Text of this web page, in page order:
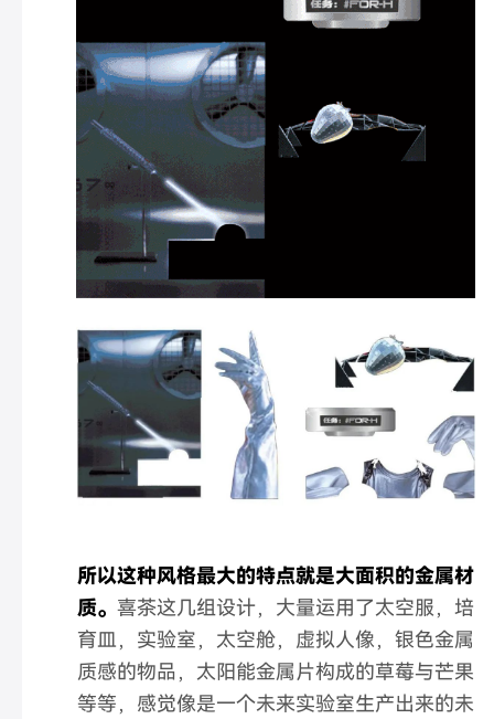
所以这种风格最大的特点就是大面积的金属材
质。 喜茶这几组设计，大量运用了太空服，培
育皿，实验室，太空舱，虚拟人像，银色金属
质感的物品，太阳能金属片构成的草莓与芒果
等等，感觉像是一个未来实验室生产出来的未